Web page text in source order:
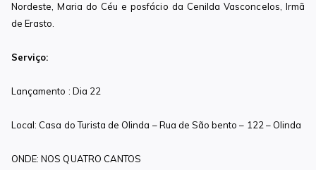
Nordeste, Maria do Céu e posfácio da Cenilda Vasconcelos, Irmã
de Erasto.
Serviço:
Lançamento : Dia 22
Local: Casa do Turista de Olinda – Rua de São bento – 122 – Olinda
ONDE: NOS QUATRO CANTOS